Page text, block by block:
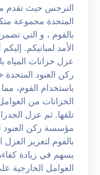
النرجس حيث تقدم
المتحدة مجموعة
بالفوم ، و التي
الأمد لمبانيكم.
عزل خزانات
ركن العنود
باستخدام الفوم،
الخزانات من
تلفها. ثم عزل
مؤسسة ركن العنود
بالفوم لتعزيز
يسهم في زيادة
العوامل الخارجية